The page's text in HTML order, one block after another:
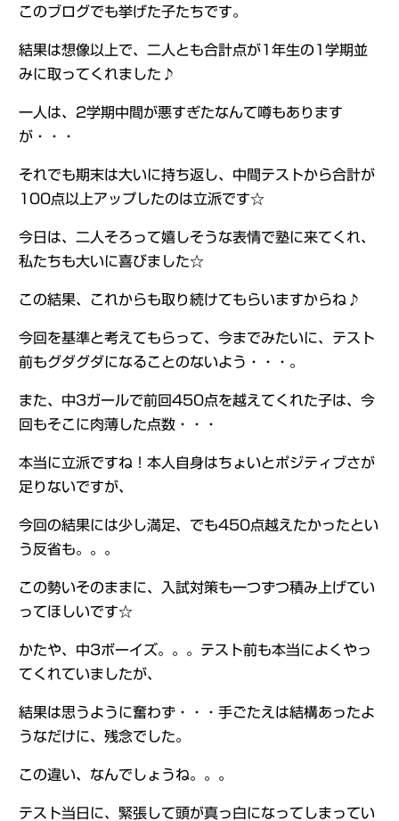
このブログでも挙げた子たちです。
結果は想像以上で、二人とも合計点が1年生の1学期並
みに取ってくれました♪
一人は、2学期中間が悪すぎたなんて噂もあります
が・・・
それでも期末は大いに持ち返し、中間テストから合計が
100点以上アップしたのは立派です☆
今日は、二人そろって嬉しそうな表情で塾に来てくれ、
私たちも大いに喜びました☆
この結果、これからも取り続けてもらいますからね♪
今回を基準と考えてもらって、今までみたいに、テスト
前もグダグダになることのないよう・・・。
また、中3ガールで前回450点を越えてくれた子は、今
回もそこに肉薄した点数・・・
本当に立派ですね！本人自身はちょいとポジティブさが
足りないですが、
今回の結果には少し満足、でも450点越えたかったとい
う反省も。。。
この勢いそのままに、入試対策も一つずつ積み上げてい
ってほしいです☆
かたや、中3ボーイズ。。。テスト前も本当によくやっ
てくれていましたが、
結果は思うように奮わず・・・手ごたえは結構あったよ
うなだけに、残念でした。
この違い、なんでしょうね。。。
テスト当日に、緊張して頭が真っ白になってしまってい